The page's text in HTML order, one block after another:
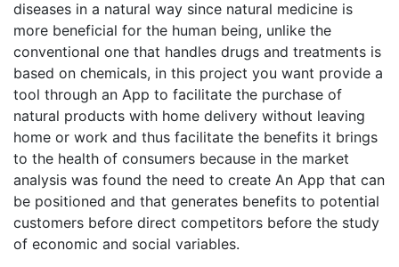
diseases in a natural way since natural medicine is
more beneficial for the human being, unlike the
conventional one that handles drugs and treatments is
based on chemicals, in this project you want provide a
tool through an App to facilitate the purchase of
natural products with home delivery without leaving
home or work and thus facilitate the benefits it brings
to the health of consumers because in the market
analysis was found the need to create An App that can
be positioned and that generates benefits to potential
customers before direct competitors before the study
of economic and social variables.